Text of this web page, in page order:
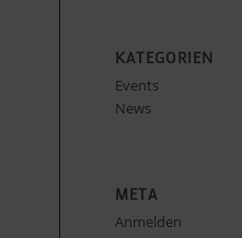
KATEGORIEN
Events
News
META
Anmelden